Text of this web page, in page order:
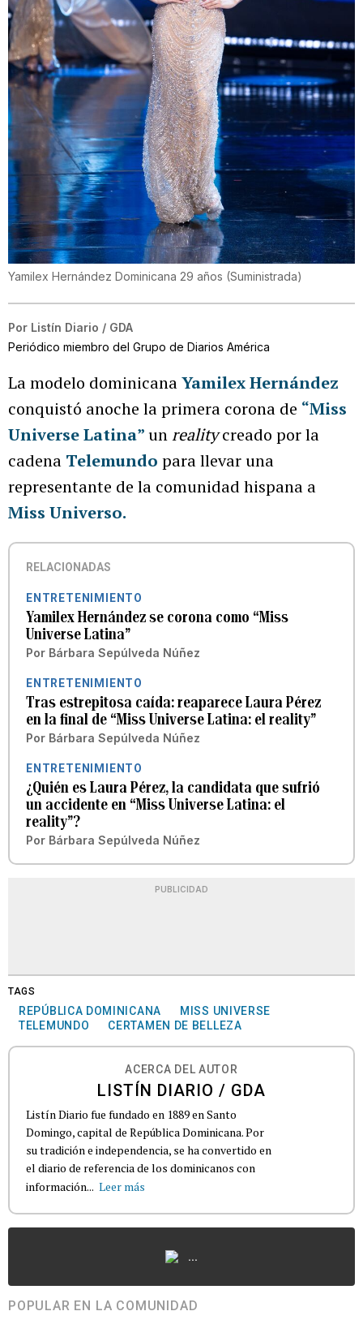
Yamilex Hernández Dominicana 29 años (Suministrada)
Por Listín Diario / GDA
Periódico miembro del Grupo de Diarios América
La modelo dominicanaYamilex Hernández
conquistó anoche la primera corona de “Miss
Universe Latina” unrealitycreado por la
cadena Telemundo para llevar una
representante de la comunidad hispana a
Miss Universo.
RELACIONADAS
ENTRETENIMIENTO
Yamilex Hernández se corona como “Miss
Universe Latina”
Por Bárbara Sepúlveda Núñez
ENTRETENIMIENTO
Tras estrepitosa caída: reaparece Laura Pérez
en la final de “Miss Universe Latina: el reality”
Por Bárbara Sepúlveda Núñez
ENTRETENIMIENTO
¿Quién es Laura Pérez, la candidata que sufrió
un accidente en “Miss Universe Latina: el
reality”?
Por Bárbara Sepúlveda Núñez
PUBLICIDAD
TAGS
REPÚBLICA DOMINICANA
MISS UNIVERSE
TELEMUNDO
CERTAMEN DE BELLEZA
ACERCA DEL AUTOR
LISTÍN DIARIO / GDA
Listín Diario fue fundado en 1889 en Santo
Domingo, capital de República Dominicana. Por
su tradición e independencia, se ha convertido en
el diario de referencia de los dominicanos con
información... Leer más
...
POPULAR EN LA COMUNIDAD